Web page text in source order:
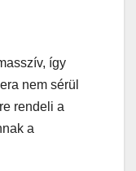
így
nem sérül
rendeli a
a